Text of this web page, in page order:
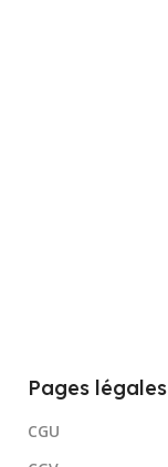
Pages légales
CGU